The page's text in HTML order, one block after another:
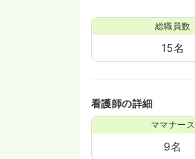
総職員数
15名
看護師の詳細
ママナース
9名